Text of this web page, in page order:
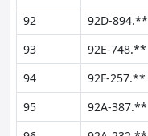
92
92D-894.**
93
92E-748.**
94
92F-257.**
95
92A-387.**